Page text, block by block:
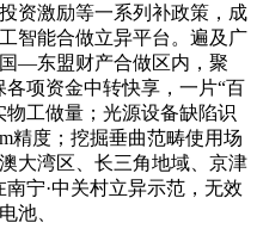
资激励等一系列补政策，成
智能合做立异平台。遍及广
—东盟财产合做区内，聚
项资金中转快享，一片“百
工做量；光源设备缺陷识
精度；挖掘垂曲范畴使用场
大湾区、长三角地域、京津
宁·中关村立异示范，无效
池、